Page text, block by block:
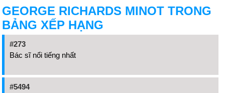
GEORGE RICHARDS MINOT TRONG
BẢNG XẾP HẠNG
#273
Bác sĩ nổi tiếng nhất
#5494